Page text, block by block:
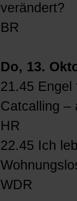
verändert?
BR
Do, 13.
21.45
Catcalling –
HR
22.45 Ich
WDR